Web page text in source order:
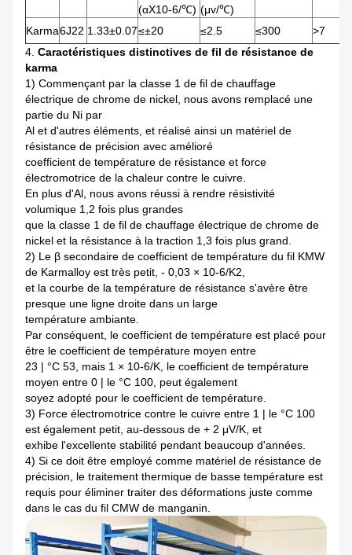
(αX10-6/℃) (μv/℃)
Karma6J22 1.33±0.07≤±20 ≤2.5 ≤300
>7
4. Caractéristiques distinctives de fil de résistance de
karma
1) Commençant par la classe 1 de fil de chauffage
électrique de chrome de nickel, nous avons remplacé une
partie du Ni par
Al et d'autres éléments, et réalisé ainsi un matériel de
résistance de précision avec amélioré
coefficient de température de résistance et force
électromotrice de la chaleur contre le cuivre.
En plus d'Al, nous avons réussi à rendre résistivité
volumique 1,2 fois plus grandes
que la classe 1 de fil de chauffage électrique de chrome de
nickel et la résistance à la traction 1,3 fois plus grand.
2) Le β secondaire de coefficient de température du fil KMW
de Karmalloy est très petit, - 0,03 × 10-6/K2,
et la courbe de la température de résistance s'avère être
presque une ligne droite dans un large
température ambiante.
Par conséquent, le coefficient de température est placé pour
être le coefficient de température moyen entre
23 | °C 53, mais 1 × 10-6/K, le coefficient de température
moyen entre 0 | le °C 100, peut également
soyez adopté pour le coefficient de température.
3) Force électromotrice contre le cuivre entre 1 | le °C 100
est également petit, au-dessous de + 2 μV/K, et
exhibe l'excellente stabilité pendant beaucoup d'années.
4) Si ce doit être employé comme matériel de résistance de
précision, le traitement thermique de basse température est
requis pour éliminer traiter des déformations juste comme
dans le cas du fil CMW de manganin.